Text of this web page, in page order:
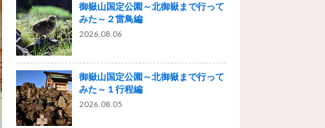
御嶽山国定公園～北御嶽まで行って
みた～２雷鳥編
2026.08.06
御嶽山国定公園～北御嶽まで行って
みた～１行程編
2026.08.05